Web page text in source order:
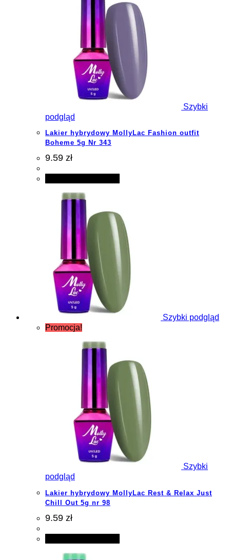
Szybki
podgląd
Lakier hybrydowy MollyLac Fashion outfit
Boheme 5g Nr 343
9.59 zł
Szybki podgląd
Promocja!
Szybki
podgląd
Lakier hybrydowy MollyLac Rest & Relax Just
Chill Out 5g nr 98
9.59 zł